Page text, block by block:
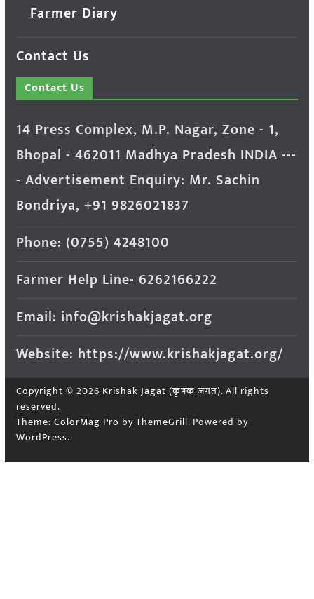
Farmer Diary
Contact Us
Contact Us
14 Press Complex, M.P. Nagar, Zone - 1,
Bhopal - 462011 Madhya Pradesh INDIA ---
- Advertisement Enquiry: Mr. Sachin
Bondriya, +91 9826021837
Phone: (0755) 4248100
Farmer Help Line- 6262166222
Email: info@krishakjagat.org
Website: https://www.krishakjagat.org/
Copyright © 2026 Krishak Jagat (कृषक जगत). All rights
reserved.
Theme: ColorMag Pro by ThemeGrill. Powered by
WordPress.